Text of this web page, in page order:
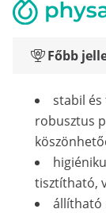
Főbb
stabil és
robusztus
tisztítható,
állítható